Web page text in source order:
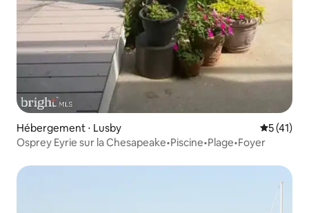
Hébergement ⋅ Lusby
5 (41)
Osprey Eyrie sur la Chesapeake•Piscine•Plage•Foyer